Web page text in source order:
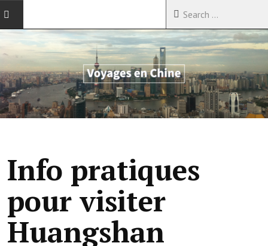
ACCUEIL
VOYAGES EN CHINE
VOYAGES EN ASIE
Info pratiques
pour visiter
Huangshan